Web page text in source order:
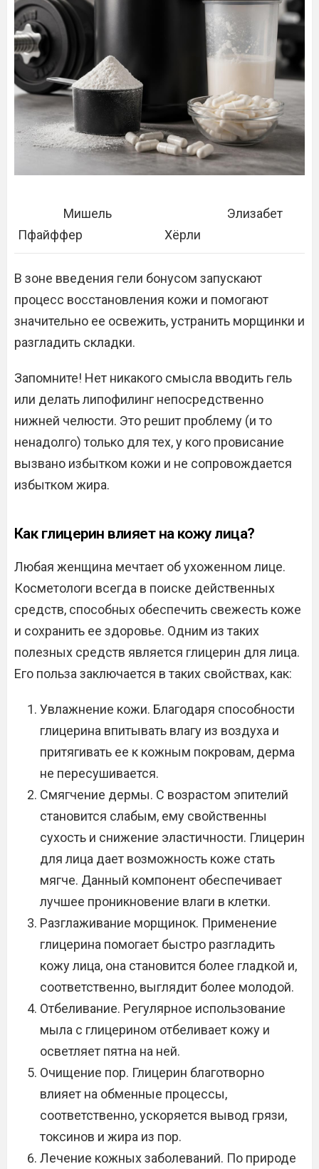
Мишель
Пфайффер
Элизабет
Хёрли
В зоне введения гели бонусом запускают
процесс восстановления кожи и помогают
значительно ее освежить, устранить морщинки и
разгладить складки.
Запомните! Нет никакого смысла вводить гель
или делать липофилинг непосредственно
нижней челюсти. Это решит проблему (и то
ненадолго) только для тех, у кого провисание
вызвано избытком кожи и не сопровождается
избытком жира.
Как глицерин влияет на кожу лица?
Любая женщина мечтает об ухоженном лице.
Косметологи всегда в поиске действенных
средств, способных обеспечить свежесть коже
и сохранить ее здоровье. Одним из таких
полезных средств является глицерин для лица.
Его польза заключается в таких свойствах, как:
Увлажнение кожи. Благодаря способности
глицерина впитывать влагу из воздуха и
притягивать ее к кожным покровам, дерма
не пересушивается.
Смягчение дермы. С возрастом эпителий
становится слабым, ему свойственны
сухость и снижение эластичности. Глицерин
для лица дает возможность коже стать
мягче. Данный компонент обеспечивает
лучшее проникновение влаги в клетки.
Разглаживание морщинок. Применение
глицерина помогает быстро разгладить
кожу лица, она становится более гладкой и,
соответственно, выглядит более молодой.
Отбеливание. Регулярное использование
мыла с глицерином отбеливает кожу и
осветляет пятна на ней.
Очищение пор. Глицерин благотворно
влияет на обменные процессы,
соответственно, ускоряется вывод грязи,
токсинов и жира из пор.
Лечение кожных заболеваний. По природе